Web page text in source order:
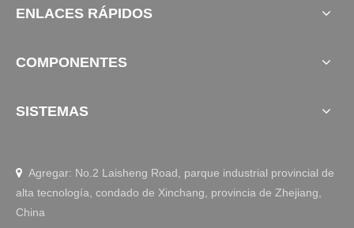
ENLACES RÁPIDOS
COMPONENTES
SISTEMAS
 Agregar: No.2 Laisheng Road, parque industrial provincial de
alta tecnología, condado de Xinchang, provincia de Zhejiang,
China